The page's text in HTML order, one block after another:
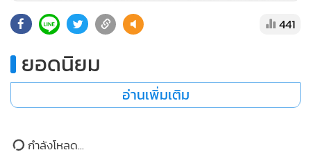
441
ยอดนิยม
อ่านเพิ่มเติม
กำลังโหลด...